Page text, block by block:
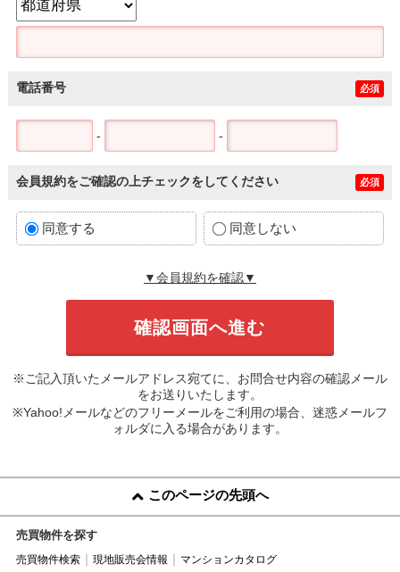
電話番号 必須
- -
会員規約をご確認の上チェックをしてください 必須
同意する 同意しない
▼会員規約を確認▼
※ご記入頂いたメールアドレス宛てに、お問合せ内容の確認メール
をお送りいたします。
※Yahoo!メールなどのフリーメールをご利用の場合、迷惑メールフ
ォルダに入る場合があります。
このページの先頭へ
売買物件を探す
売買物件検索 現地販売会情報 マンションカタログ